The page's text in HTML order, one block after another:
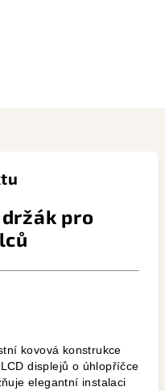
pro
kovová konstrukce
displejů o úhlopříčce
elegantní instalaci